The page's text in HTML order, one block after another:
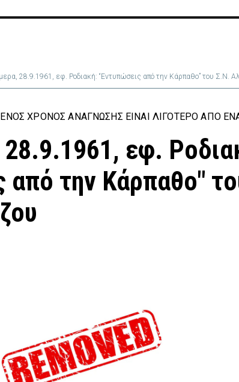
28.9.1961, εφ. Ροδιακή: “Εντυπώσεις από την Κάρπαθο” του Σ.Ν.
ΧΡΌΝΟΣ ΑΝΆΓΝΩΣΗΣ ΕΊΝΑΙ ΛΙΓΌΤΕΡΟ ΑΠΌ
εφ.
από την Κάρπαθο"